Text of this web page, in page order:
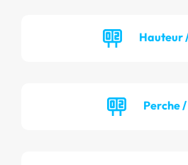
Hauteur
Perche